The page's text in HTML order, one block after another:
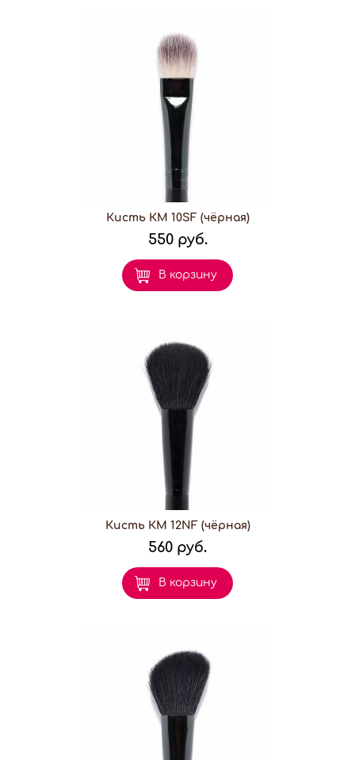
Кисть КМ 10SF (чёрная)
550 руб.
В корзину
Кисть КМ 12NF (чёрная)
560 руб.
В корзину